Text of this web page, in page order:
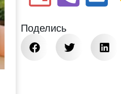
Поделись